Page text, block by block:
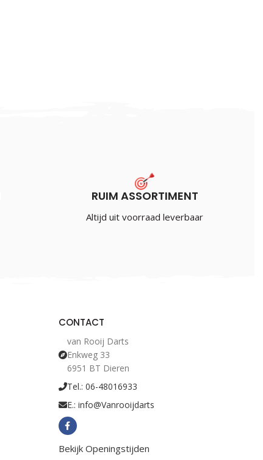
RUIM ASSORTIMENT
Altijd uit voorraad leverbaar
CONTACT
van Rooij Darts
Enkweg 33
6951 BT Dieren
Tel.: 06-48016933
E.: info@Vanrooijdarts
Bekijk Openingstijden